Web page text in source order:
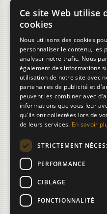
§.
§.
§.
§.
&
§.
§.
du
§.
Ce site Web utilise
cookies
Nous utilisons des cookies
personnaliser le contenu, les
analyser notre trafic. Nous
également des informations
utilisation de notre site avec
partenaires de publicité et
peuvent les combiner avec
informations que vous leur
qu'ils ont collectées lors de
de leurs services. En savoir
STRICTEMENT
PERFORMANCE
CIBLAGE
FONCTIONNALITÉ